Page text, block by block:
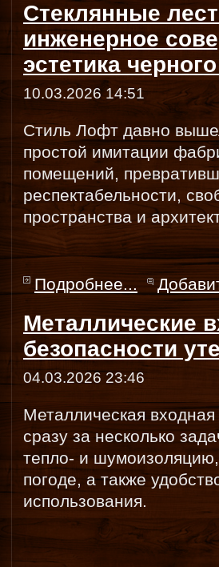
Стеклянные
инженерное
эстетика
10.03.2026 14:51
Стиль Лофт давно
простой имитации
помещений,
респектабельности,
пространства и
Подробнее...
Металлические
безопасности
04.03.2026 23:46
Металлическая входная
сразу за несколько
тепло- и шумоизоляцию,
погоде, а также
использования.